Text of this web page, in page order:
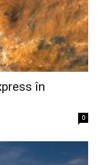
în
0